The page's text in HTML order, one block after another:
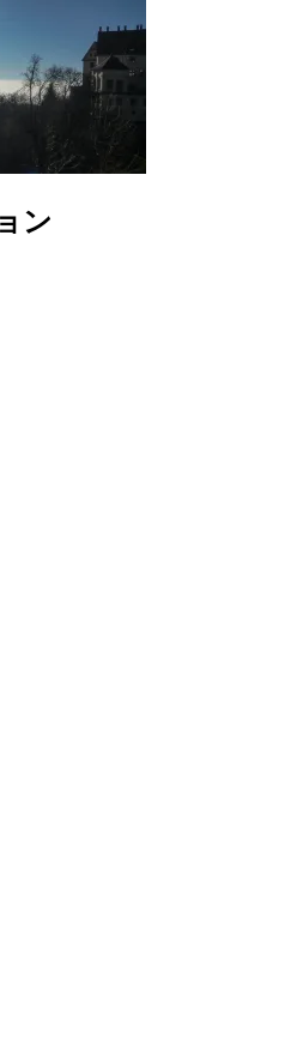
ン